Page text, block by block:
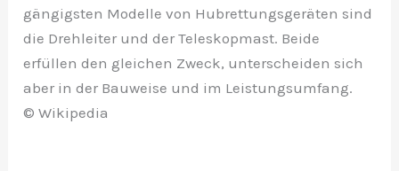
gängigsten Modelle von Hubrettungsgeräten sind
die Drehleiter und der Teleskopmast. Beide
erfüllen den gleichen Zweck, unterscheiden sich
aber in der Bauweise und im Leistungsumfang.
© Wikipedia